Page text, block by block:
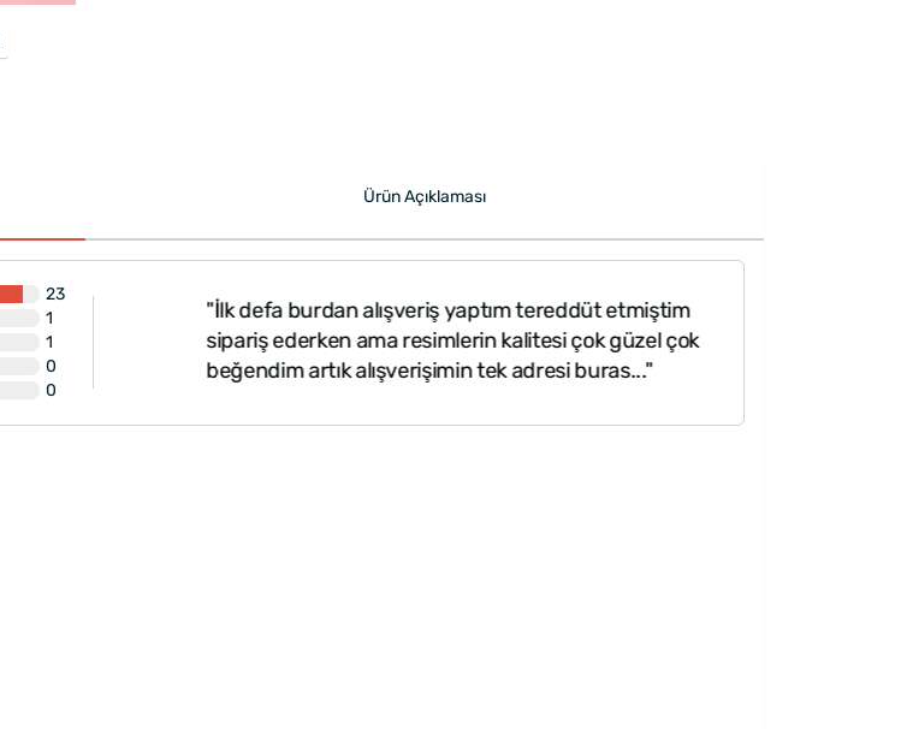
Ürün Açıklaması
23
1
1
0
0
"İlk defa burdan alışveriş yaptım tereddüt etmiştim
sipariş ederken ama resimlerin kalitesi çok güzel çok
beğendim artık alışverişimin tek adresi buras..."